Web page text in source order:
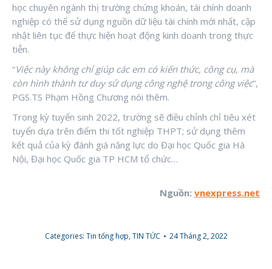
học chuyên ngành thị trường chứng khoán, tài chính doanh
nghiệp có thể sử dụng nguồn dữ liệu tài chính mới nhất, cập
nhật liên tục để thực hiện hoạt động kinh doanh trong thực
tiễn.
“Việc này không chỉ giúp các em có kiến thức, công cụ, mà
còn hình thành tư duy sử dụng công nghệ trong công việc“,
PGS.TS Phạm Hồng Chương nói thêm.
Trong kỳ tuyển sinh 2022, trường sẽ điều chỉnh chỉ tiêu xét
tuyển dựa trên điểm thi tốt nghiệp THPT; sử dụng thêm
kết quả của kỳ đánh giá năng lực do Đại học Quốc gia Hà
Nội, Đại học Quốc gia TP HCM tổ chức…
Nguồn: vnexpress.net
Categories: Tin tổng hợp,TIN TỨC 24 Tháng 2, 2022